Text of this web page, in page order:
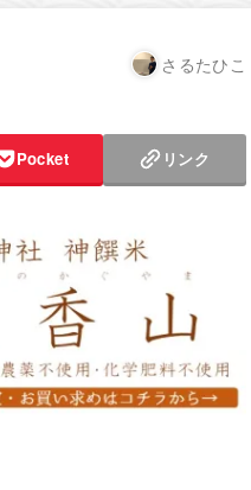
さるたひこ
Pocket リンク